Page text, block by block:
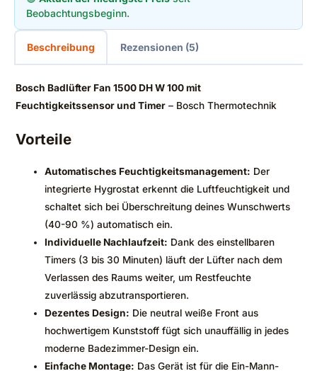
Beobachtungsbeginn.
Beschreibung Rezensionen (5)
Bosch Badlüfter Fan 1500 DH W 100 mit
Feuchtigkeitssensor und Timer – Bosch Thermotechnik
Vorteile
Automatisches Feuchtigkeitsmanagement: Der
integrierte Hygrostat erkennt die Luftfeuchtigkeit und
schaltet sich bei Überschreitung deines Wunschwerts
(40-90 %) automatisch ein.
Individuelle Nachlaufzeit: Dank des einstellbaren
Timers (3 bis 30 Minuten) läuft der Lüfter nach dem
Verlassen des Raums weiter, um Restfeuchte
zuverlässig abzutransportieren.
Dezentes Design: Die neutral weiße Front aus
hochwertigem Kunststoff fügt sich unauffällig in jedes
moderne Badezimmer-Design ein.
Einfache Montage: Das Gerät ist für die Ein-Mann-